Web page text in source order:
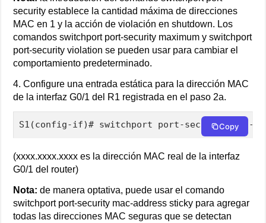
security establece la cantidad máxima de direcciones
MAC en 1 y la acción de violación en shutdown. Los
comandos switchport port-security maximum y switchport
port-security violation se pueden usar para cambiar el
comportamiento predeterminado.
4. Configure una entrada estática para la dirección MAC
de la interfaz G0/1 del R1 registrada en el paso 2a.
S1(config-if)# switchport port-security mac-
Copy
(xxxx.xxxx.xxxx es la dirección MAC real de la interfaz
G0/1 del router)
Nota: de manera optativa, puede usar el comando
switchport port-security mac-address sticky para agregar
todas las direcciones MAC seguras que se detectan